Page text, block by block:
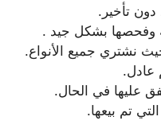
تأخير.
وفحصها بشكل جيد .
نشتري جميع الأنواع.
عادل.
عليها في الحال.
تم بيعها.